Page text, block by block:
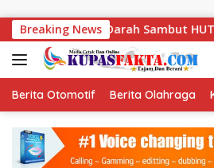
Breaking News
dan Donor Darah Sambut
Berita Otomotif Berita Olahraga